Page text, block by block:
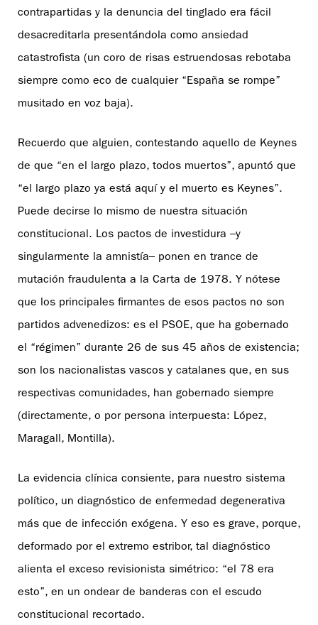
contrapartidas y la denuncia del tinglado era fácil
desacreditarla presentándola como ansiedad
catastrofista (un coro de risas estruendosas rebotaba
siempre como eco de cualquier “España se rompe”
musitado en voz baja).
Recuerdo que alguien, contestando aquello de Keynes
de que “en el largo plazo, todos muertos”, apuntó que
“el largo plazo ya está aquí y el muerto es Keynes”.
Puede decirse lo mismo de nuestra situación
constitucional. Los pactos de investidura –y
singularmente la amnistía– ponen en trance de
mutación fraudulenta a la Carta de 1978. Y nótese
que los principales firmantes de esos pactos no son
partidos advenedizos: es el PSOE, que ha gobernado
el “régimen” durante 26 de sus 45 años de existencia;
son los nacionalistas vascos y catalanes que, en sus
respectivas comunidades, han gobernado siempre
(directamente, o por persona interpuesta: López,
Maragall, Montilla).
La evidencia clínica consiente, para nuestro sistema
político, un diagnóstico de enfermedad degenerativa
más que de infección exógena. Y eso es grave, porque,
deformado por el extremo estribor, tal diagnóstico
alienta el exceso revisionista simétrico: “el 78 era
esto”, en un ondear de banderas con el escudo
constitucional recortado.